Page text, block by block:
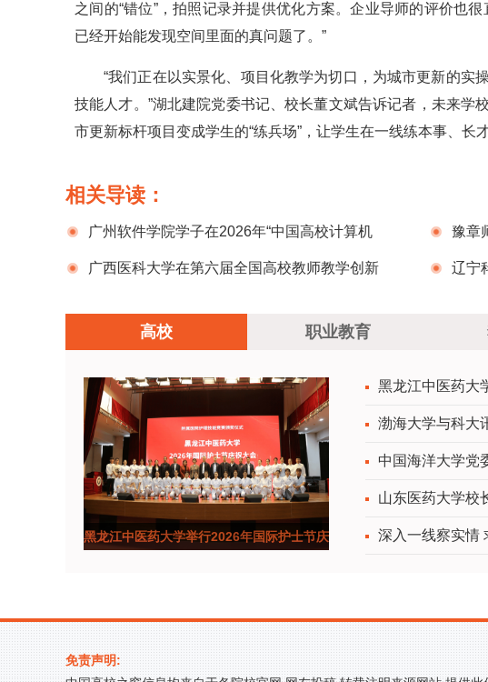
之间的“错位”，拍照记录并提供优化方案。企业导师的评价也
已经开始能发现空间里面的真问题了。”
“我们正在以实景化、项目化教学为切口，为城市更新的实
技能人才。”湖北建院党委书记、校长董文斌告诉记者，未来学
市更新标杆项目变成学生的“练兵场”，让学生在一线练本事、长才
相关导读：
广州软件学院学子在2026年“中国高校计算机
大赛-团体程序设计天梯赛”中获得个人一等奖
豫章
新大赛
广西医科大学在第六届全国高校教师教学创新 辽宁
高校 职业教育
黑龙江中医药大学举行2026年国际护士节庆
黑龙江中医药大
渤海大学与科大
中国海洋大学党
山东医药大学校
深入一线察实
免责声明: